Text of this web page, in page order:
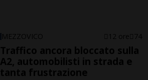
MEZZOVICO 12 ore 74
Traffico ancora bloccato sulla
A2, automobilisti in strada e
tanta frustrazione